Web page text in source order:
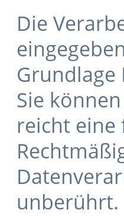
Die
Grundlage
Sie
reicht eine
unberührt.